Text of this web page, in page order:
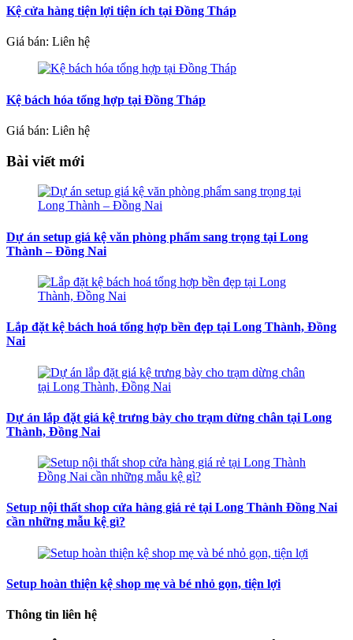
Kệ cửa hàng tiện lợi tiện ích tại Đồng Tháp
Giá bán: Liên hệ
Kệ bách hóa tổng hợp tại Đồng Tháp
Giá bán: Liên hệ
Bài viết mới
Dự án setup giá kệ văn phòng phẩm sang trọng tại Long
Thành – Đồng Nai
Lắp đặt kệ bách hoá tổng hợp bền đẹp tại Long Thành, Đồng
Nai
Dự án lắp đặt giá kệ trưng bày cho trạm dừng chân tại Long
Thành, Đồng Nai
Setup nội thất shop cửa hàng giá rẻ tại Long Thành Đồng Nai
cần những mẫu kệ gì?
Setup hoàn thiện kệ shop mẹ và bé nhỏ gọn, tiện lợi
Thông tin liên hệ